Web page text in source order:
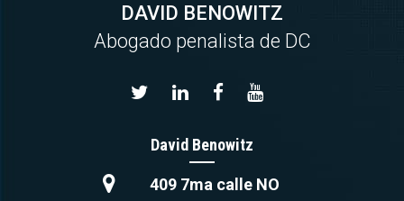
DAVID BENOWITZ
Abogado penalista de DC
David Benowitz
409 7ma calle NO